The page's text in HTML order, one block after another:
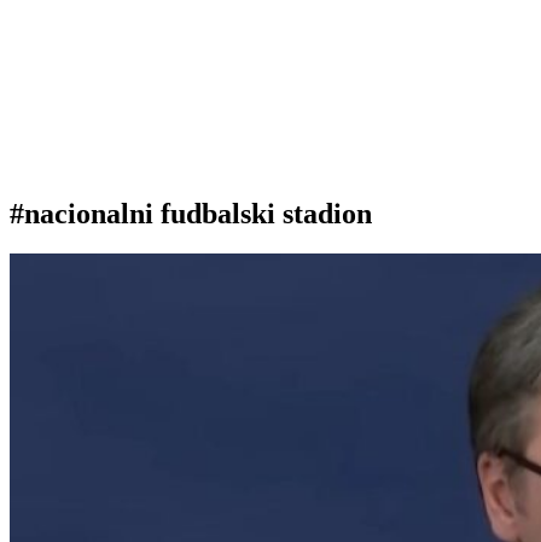
#nacionalni fudbalski stadion